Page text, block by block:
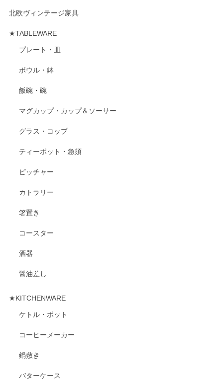
北欧ヴィンテージ家具
★TABLEWARE
プレート・皿
ボウル・鉢
飯碗・碗
マグカップ・カップ＆ソーサー
グラス・コップ
ティーポット・急須
ピッチャー
カトラリー
箸置き
コースター
酒器
醤油差し
★KITCHENWARE
ケトル・ポット
コーヒーメーカー
鍋敷き
バターケース